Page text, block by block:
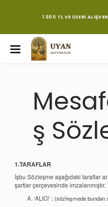
1.500 TL VE ÜZERI
ş
1.TARAFLAR
İşbu Sözleşme aşağıdaki taraflar
şartlar çerçevesinde imzalanmıştır.
‘ALICI’ ; (sözleşmede